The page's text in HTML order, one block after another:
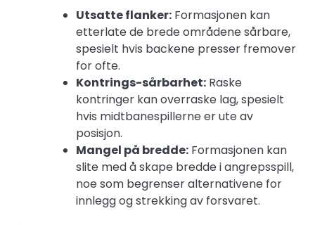
Utsatte flanker: Formasjonen kan
etterlate de brede områdene sårbare,
spesielt hvis backene presser fremover
for ofte.
Kontrings-sårbarhet: Raske
kontringer kan overraske lag, spesielt
hvis midtbanespillerne er ute av
posisjon.
Mangel på bredde: Formasjonen kan
slite med å skape bredde i angrepsspill,
noe som begrenser alternativene for
innlegg og strekking av forsvaret.